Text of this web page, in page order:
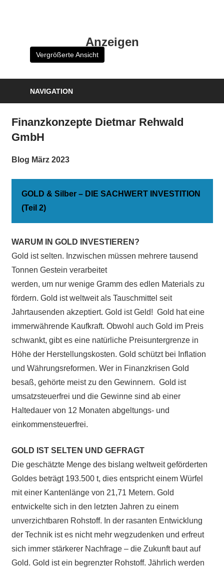
Anzeigen
Vergrößerte Ansicht
NAVIGATION
Finanzkonzepte Dietmar Rehwald
GmbH
Blog März 2023
GOLD & Silber – DIE SACHWERT INVESTITION
(Teil 2)
WARUM IN GOLD INVESTIEREN?
Gold ist selten. Inzwischen müssen mehrere tausend
Tonnen Gestein verarbeitet
werden, um nur wenige Gramm des edlen Materials zu
fördern. Gold ist weltweit als Tauschmittel seit
Jahrtausenden akzeptiert. Gold ist Geld! Gold hat eine
immerwährende Kaufkraft. Obwohl auch Gold im Preis
schwankt, gibt es eine natürliche Preisuntergrenze in
Höhe der Herstellungskosten. Gold schützt bei Inflation
und Währungsreformen. Wer in Finanzkrisen Gold
besaß, gehörte meist zu den Gewinnern. Gold ist
umsatzsteuerfrei und die Gewinne sind ab einer
Haltedauer von 12 Monaten abgeltungs- und
einkommensteuerfrei.
GOLD IST SELTEN UND GEFRAGT
Die geschätzte Menge des bislang weltweit geförderten
Goldes beträgt 193.500 t, dies entspricht einem Würfel
mit einer Kantenlänge von 21,71 Metern. Gold
entwickelte sich in den letzten Jahren zu einem
unverzichtbaren Rohstoff. In der rasanten Entwicklung
der Technik ist es nicht mehr wegzudenken und erfreut
sich immer stärkerer Nachfrage – die Zukunft baut auf
Gold. Gold ist ein begrenzter Rohstoff. Jährlich werden